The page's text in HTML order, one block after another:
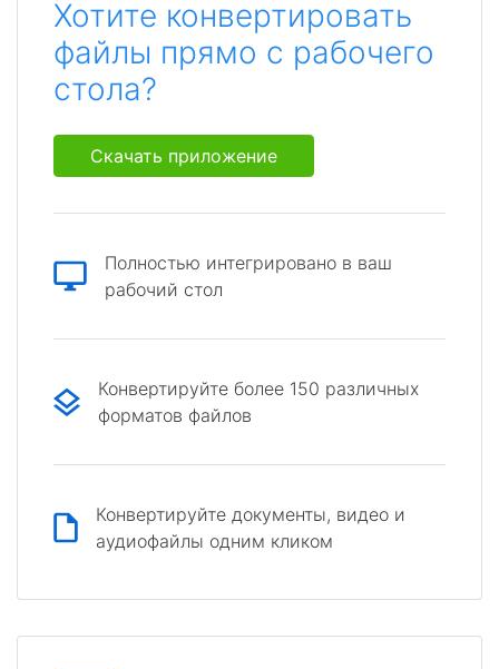
Хотите конвертировать
файлы прямо с рабочего
стола?
Скачать приложение
Полностью интегрировано в ваш
рабочий стол
Конвертируйте более 150 различных
форматов файлов
Конвертируйте документы, видео и
аудиофайлы одним кликом